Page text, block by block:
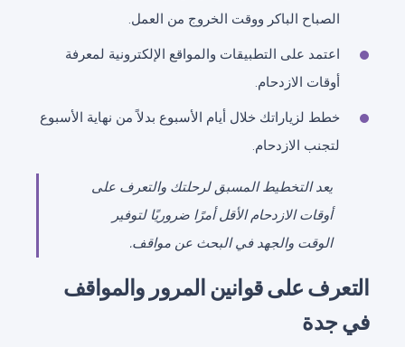
الصباح الباكر ووقت الخروج من العمل.
اعتمد على التطبيقات والمواقع الإلكترونية لمعرفة
أوقات الازدحام.
خطط لزياراتك خلال أيام الأسبوع بدلاً من نهاية الأسبوع
لتجنب الازدحام.
يعد التخطيط المسبق لرحلتك والتعرف على
أوقات الازدحام الأقل أمرًا ضروريًا لتوفير
الوقت والجهد في البحث عن مواقف.
التعرف على قوانين المرور والمواقف
في جدة